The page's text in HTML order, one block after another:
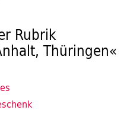
Rubrik
Thüringen«